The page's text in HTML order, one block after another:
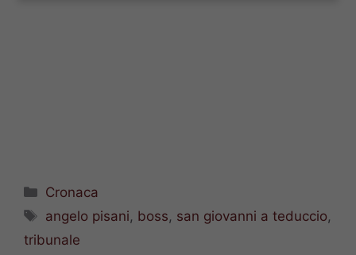
Categorie
Cronaca
Tag
angelo pisani, boss, san giovanni a teduccio,
tribunale